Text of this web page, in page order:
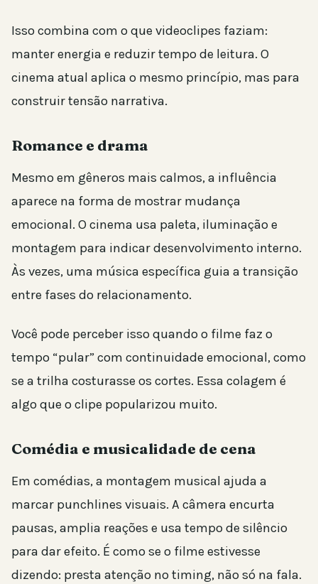
Isso combina com o que videoclipes faziam:
manter energia e reduzir tempo de leitura. O
cinema atual aplica o mesmo princípio, mas para
construir tensão narrativa.
Romance e drama
Mesmo em gêneros mais calmos, a influência
aparece na forma de mostrar mudança
emocional. O cinema usa paleta, iluminação e
montagem para indicar desenvolvimento interno.
Às vezes, uma música específica guia a transição
entre fases do relacionamento.
Você pode perceber isso quando o filme faz o
tempo “pular” com continuidade emocional, como
se a trilha costurasse os cortes. Essa colagem é
algo que o clipe popularizou muito.
Comédia e musicalidade de cena
Em comédias, a montagem musical ajuda a
marcar punchlines visuais. A câmera encurta
pausas, amplia reações e usa tempo de silêncio
para dar efeito. É como se o filme estivesse
dizendo: presta atenção no timing, não só na fala.